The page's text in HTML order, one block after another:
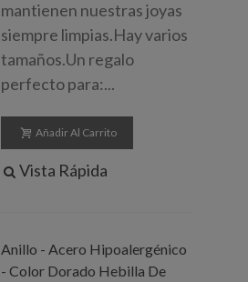
mantienen nuestras joyas
siempre limpias.Hay varios
tamaños.Un regalo
perfecto para:...
Añadir Al Carrito
Vista Rápida
Anillo - Acero Hipoalergénico
- Color Dorado Hebilla De